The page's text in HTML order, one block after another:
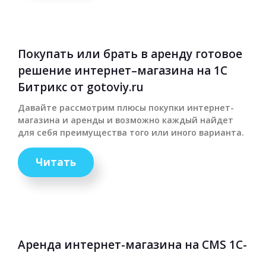
Покупать или брать в аренду готовое
решение интернет–магазина на 1С
Битрикс от gotoviy.ru
Давайте рассмотрим плюсы покупки интернет-
магазина и аренды и возможно каждый найдет
для себя преимущества того или иного варианта.
Читать
Аренда интернет-магазина на CMS 1С-